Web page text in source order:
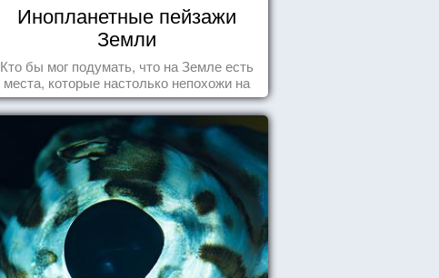
Инопланетные пейзажи
Земли
Кто бы мог подумать, что на Земле есть
места, которые настолько непохожи на
привычные для человечества пейзажи,
что кажутся и вовсе инопланетными!